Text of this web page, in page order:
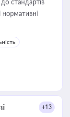
до стандартів
нормативні
+13